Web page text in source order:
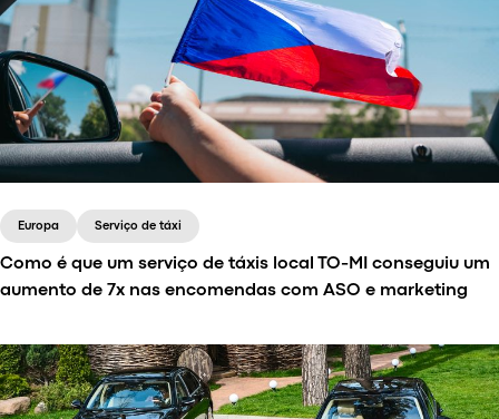
Europa Serviço de táxi
Como é que um serviço de táxis local TO-MI conseguiu um
aumento de 7x nas encomendas com ASO e marketing